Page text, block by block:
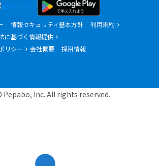
情報セキュリティ基本方針
利用規約
に基づく情報提供
リシー
会社概要 採用情報
Pepabo, Inc. All rights reserved.